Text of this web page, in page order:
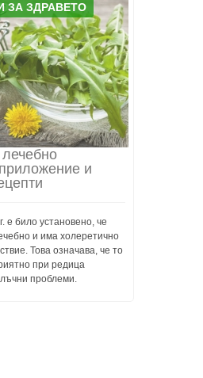
ЗА ЗДРАВЕТО
и
е било установено, че
и има холеретично
Това означава, че то
при редица
проблеми.